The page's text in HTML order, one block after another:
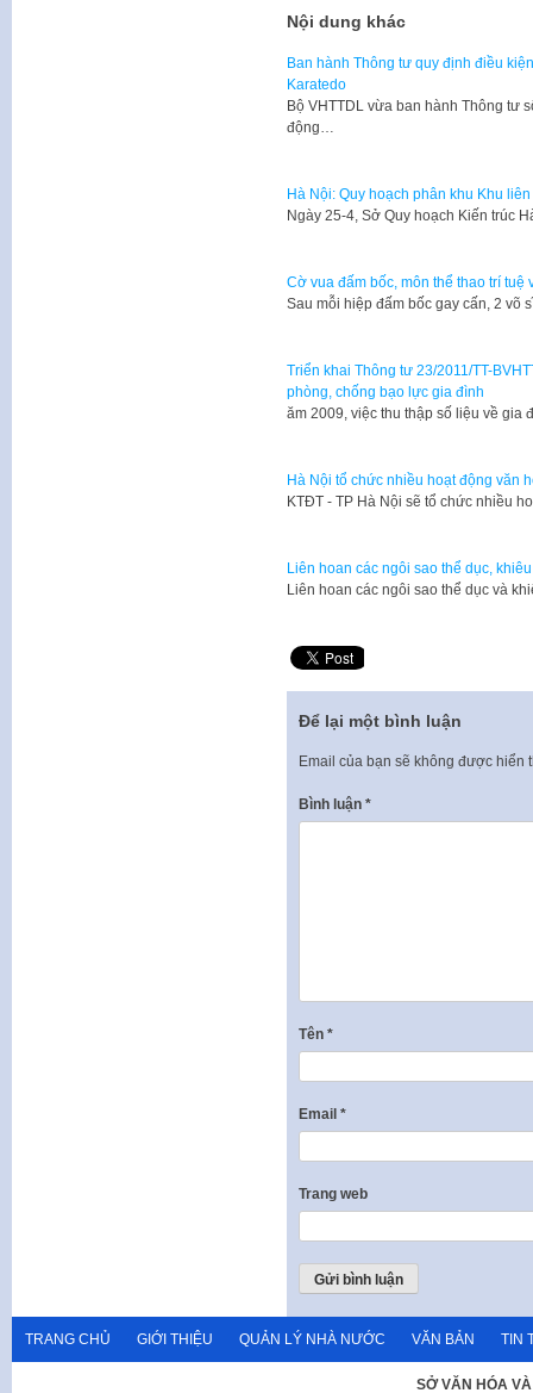
Nội dung khác
Ban hành Thông tư quy định điều
Karatedo
Bộ VHTTDL vừa ban hành Thông tư
động…
Hà Nội: Quy hoạch phân khu Khu
​Ngày 25-4, Sở Quy hoạch Kiến trúc
Cờ vua đấm bốc, môn thể thao trí tuệ
​Sau mỗi hiệp đấm bốc gay cấn, 2 võ
Triển khai Thông tư 23/2011/TT-
phòng, chống bạo lực gia đình
​ăm 2009, việc thu thập số liệu về
Hà Nội tổ chức nhiều hoạt động văn
​KTĐT - TP Hà Nội sẽ tổ chức nhiều
Liên hoan các ngôi sao thể dục,
​Liên hoan các ngôi sao thể dục và
Để lại một bình luận
Email của bạn sẽ không được hiển
Bình luận *
Tên *
Email *
Trang web
TRANG CHỦ GIỚI THIỆU QUẢN LÝ NHÀ NƯỚC VĂN BẢN TIN
SỞ VĂN HÓA